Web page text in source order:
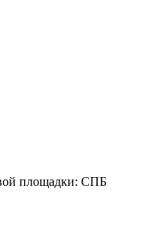
площадки: СПБ